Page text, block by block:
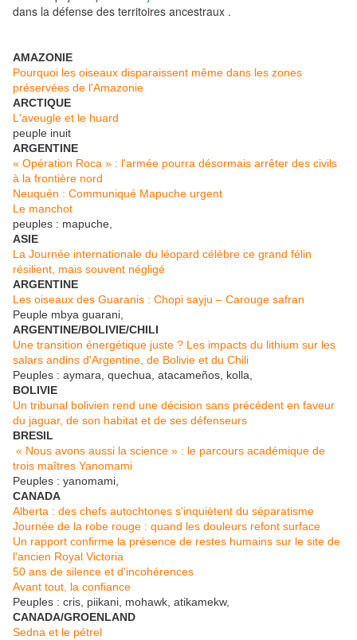
dans la défense des territoires ancestraux .
AMAZONIE
Pourquoi les oiseaux disparaissent même dans les zones
préservées de l'Amazonie
ARCTIQUE
L'aveugle et le huard
peuple inuit
ARGENTINE
« Opération Roca » : l'armée pourra désormais arrêter des civils
à la frontière nord
Neuquén : Communiqué Mapuche urgent
Le manchot
peuples : mapuche,
ASIE
La Journée internationale du léopard célèbre ce grand félin
résilient, mais souvent négligé
ARGENTINE
Les oiseaux des Guaranis : Chopi sayju – Carouge safran
Peuple mbya guarani,
ARGENTINE/BOLIVIE/CHILI
Une transition énergétique juste ? Les impacts du lithium sur les
salars andins d'Argentine, de Bolivie et du Chili
Peuples : aymara, quechua, atacameños, kolla,
BOLIVIE
Un tribunal bolivien rend une décision sans précédent en faveur
du jaguar, de son habitat et de ses défenseurs
BRESIL
« Nous avons aussi la science » : le parcours académique de
trois maîtres Yanomami
Peuples : yanomami,
CANADA
Alberta : des chefs autochtones s'inquiètent du séparatisme
Journée de la robe rouge : quand les douleurs refont surface
Un rapport confirme la présence de restes humains sur le site de
l'ancien Royal Victoria
50 ans de silence et d'incohérences
Avant tout, la confiance
Peuples : cris, piikani, mohawk, atikamekw,
CANADA/GROENLAND
Sedna et le pétrel